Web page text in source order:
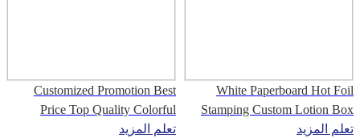
White Paperboard Hot Foil
Stamping Custom Lotion Box
تعلم المزيد
Customized Promotion Best
Price Top Quality Colorful
Cosmetics Packaging Paper
تعلم المزيد